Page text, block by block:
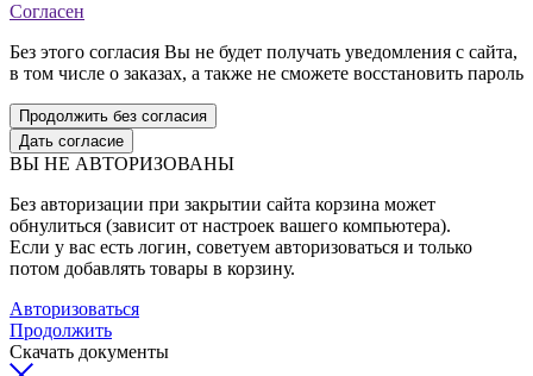
Согласен
Без этого согласия Вы не будет получать уведомления с сайта,
в том числе о заказах, а также не сможете восстановить пароль
Продолжить без согласия
Дать согласие
ВЫ НЕ АВТОРИЗОВАНЫ
Без авторизации при закрытии сайта корзина может
обнулиться (зависит от настроек вашего компьютера).
Если у вас есть логин, советуем авторизоваться и только
потом добавлять товары в корзину.
Авторизоваться
Продолжить
Скачать документы